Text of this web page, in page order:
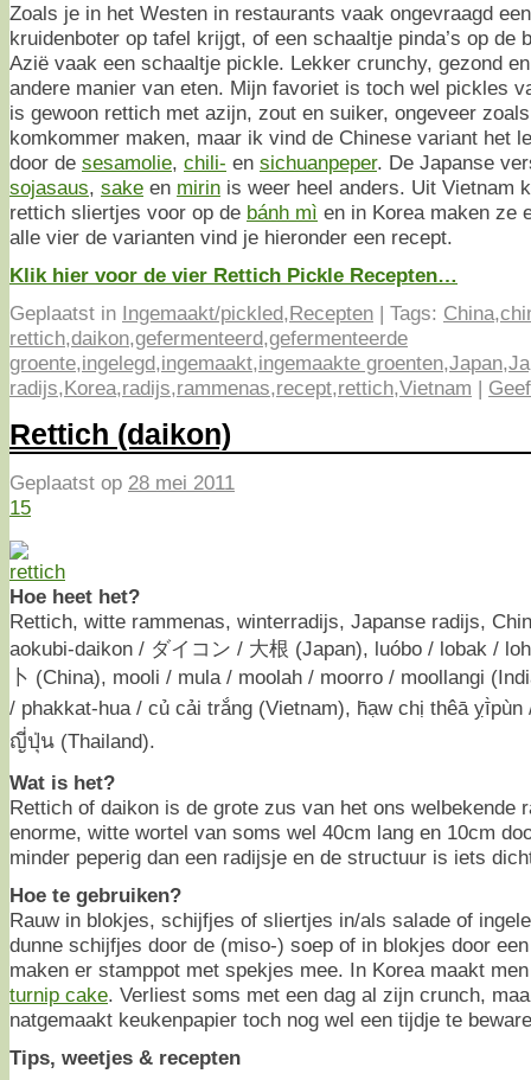
Zoals je in het Westen in restaurants vaak ongevraagd
kruidenboter op tafel krijgt, of een schaaltje pinda’s op de
Azië vaak een schaaltje pickle. Lekker crunchy, gezond
andere manier van eten. Mijn favoriet is toch wel pickles
is gewoon rettich met azijn, zout en suiker, ongeveer
komkommer maken, maar ik vind de Chinese variant het
door de sesamolie, chili- en sichuanpeper. De Japanse
sojasaus, sake en mirin is weer heel anders. Uit Vietnam
rettich sliertjes voor op de bánh mì en in Korea maken ze
alle vier de varianten vind je hieronder een recept.
Klik hier voor de vier Rettich Pickle Recepten…
Geplaatst in Ingemaakt/pickled,Recepten | Tags: China,
rettich,daikon,gefermenteerd,gefermenteerde
groente,ingelegd,ingemaakt,ingemaakte groenten,Japan,
radijs,Korea,radijs,rammenas,recept,rettich,Vietnam |
Rettich (daikon)
Geplaatst op 28 mei 2011
15
Hoe heet het?
Rettich, witte rammenas, winterradijs, Japanse radijs,
aokubi-daikon / ダイコン / 大根 (Japan), luóbo / lobak /
卜 (China), mooli / mula / moolah / moorro / moollangi
/ phakkat-hua / củ cải trắng (Vietnam), h̄ạw chị thêā
ญี่ปุ่น (Thailand).
Wat is het?
Rettich of daikon is de grote zus van het ons welbekende
enorme, witte wortel van soms wel 40cm lang en 10cm
minder peperig dan een radijsje en de structuur is iets
Hoe te gebruiken?
Rauw in blokjes, schijfjes of sliertjes in/als salade of
dunne schijfjes door de (miso-) soep of in blokjes door
maken er stamppot met spekjes mee. In Korea maakt
turnip cake. Verliest soms met een dag al zijn crunch,
natgemaakt keukenpapier toch nog wel een tijdje te
Tips, weetjes & recepten